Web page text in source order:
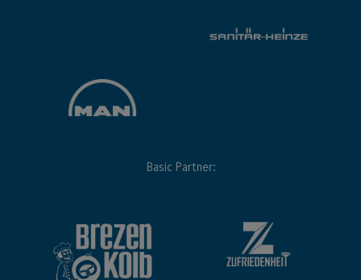
Basic Partner: